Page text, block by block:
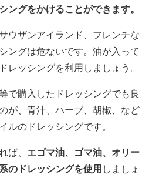
ングをかけることができます。
ウザンアイランド、フレンチな
ングは危ないです。油が入って
レッシングを利用しましょう。
で購入したドレッシングでも良
が、青汁、ハーブ、胡椒、など
ルのドレッシングです。
ば、 エゴマ油、ゴマ油、オリー
のドレッシングを使用しましょ